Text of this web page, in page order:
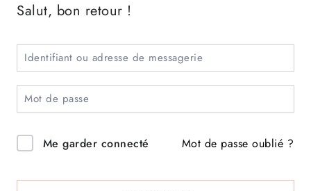
Salut, bon retour !
Me garder connecté Mot de passe oublié ?